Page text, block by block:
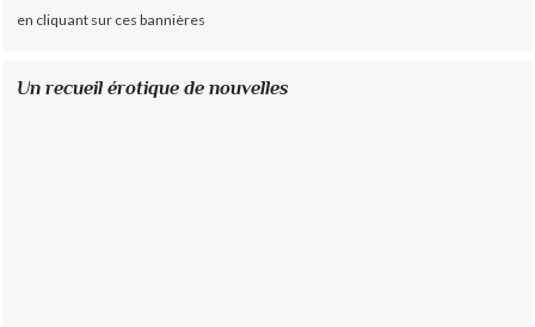
en cliquant sur ces bannières
Un recueil érotique de nouvelles